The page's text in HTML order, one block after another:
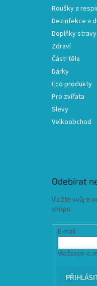
Roušky a
Dezinfekce a
Doplňky stravy
Zdraví
Části těla
Dárky
Eco produkty
Pro zvířata
Slevy
Velkoobchod
Odebírat
Vložte svůj e-
shopu.
E-mail
Vložením e-